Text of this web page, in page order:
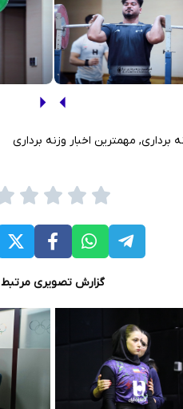
برداری, مهمترین اخبار وزنه برداری
گزارش تصویری مرتبط